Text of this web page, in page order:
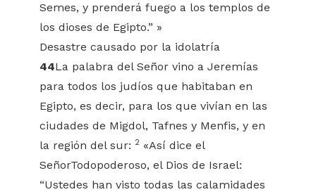
Semes, y prenderá fuego a los templos de
los dioses de Egipto.” »
Desastre causado por la idolatría
44La palabra del Señor vino a Jeremías
para todos los judíos que habitaban en
Egipto, es decir, para los que vivían en las
ciudades de Migdol, Tafnes y Menfis, y en
la región del sur: 2 «Así dice el
SeñorTodopoderoso, el Dios de Israel:
“Ustedes han visto todas las calamidades